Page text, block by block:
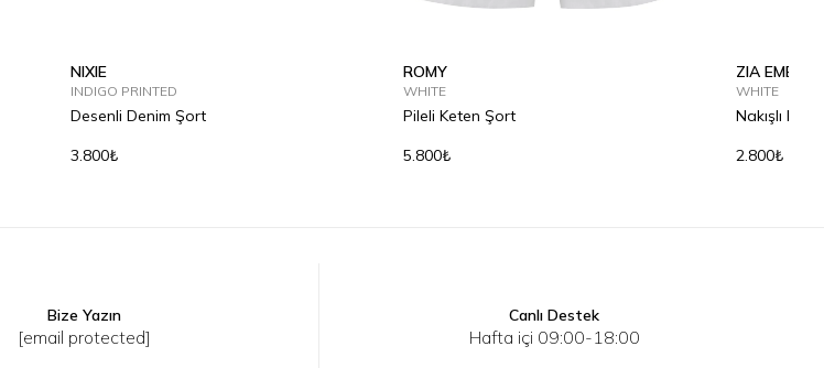
38
NIXIE
INDIGO PRINTED
Desenli Denim Şort
3.800₺
38 40
ROMY
WHITE
Pileli Keten Şort
5.800₺
ZIA
WHITE
Nakışlı
2.800₺
Bize Yazın
[email protected]
Canlı Destek
Hafta içi 09:00-18:00